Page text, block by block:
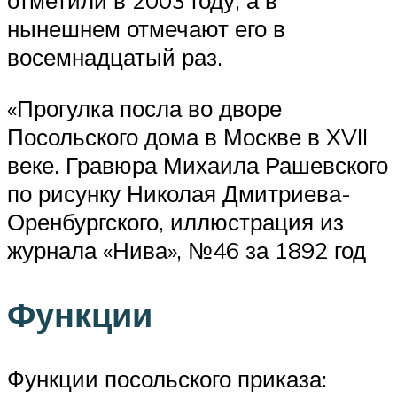
нынешнем отмечают его в
восемнадцатый раз.
«Прогулка посла во дворе
Посольского дома в Москве в XVII
веке. Гравюра Михаила Рашевского
по рисунку Николая Дмитриева-
Оренбургского, иллюстрация из
журнала «Нива», №46 за 1892 год
Функции
Функции посольского приказа: